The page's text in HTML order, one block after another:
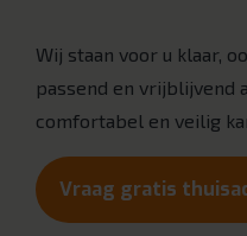
Wij staan voor u klaar,
passend en vrijblijvend
comfortabel en veilig
Vraag gratis